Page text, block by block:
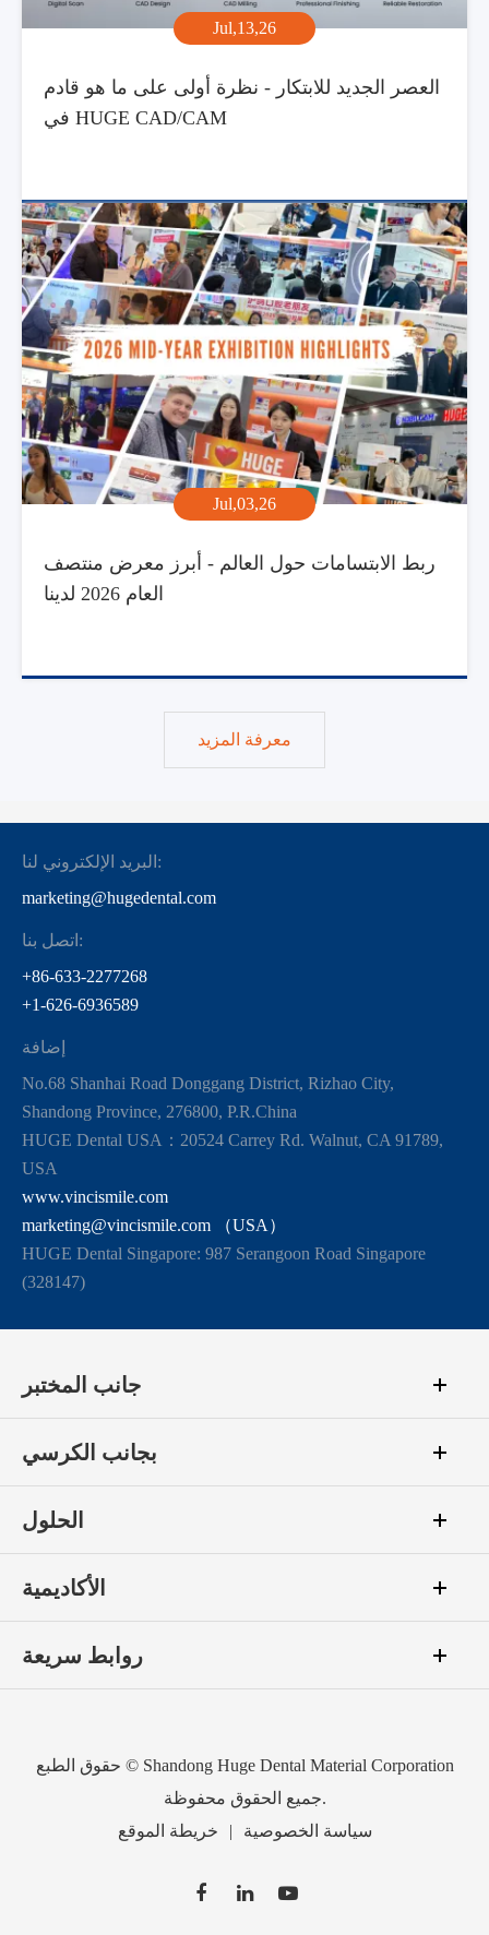
Jul,13,26
العصر الجديد للابتكار - نظرة أولى على ما هو قادم
في HUGE CAD/CAM
Jul,03,26
ربط الابتسامات حول العالم - أبرز معرض منتصف
العام 2026 لدينا
معرفة المزيد
البريد الإلكتروني لنا:
marketing@hugedental.com
اتصل بنا:
+86-633-2277268
+1-626-6936589
إضافة
No.68 Shanhai Road Donggang District, Rizhao City,
Shandong Province, 276800, P.R.China
HUGE Dental USA：20524 Carrey Rd. Walnut, CA 91789,
USA
www.vincismile.com
marketing@vincismile.com （USA）
HUGE Dental Singapore: 987 Serangoon Road Singapore
(328147)
جانب المختبر
بجانب الكرسي
الحلول
الأكاديمية
روابط سريعة
حقوق الطبع © Shandong Huge Dental Material Corporation
جميع الحقوق محفوظة.
خريطة الموقع
| سياسة الخصوصية